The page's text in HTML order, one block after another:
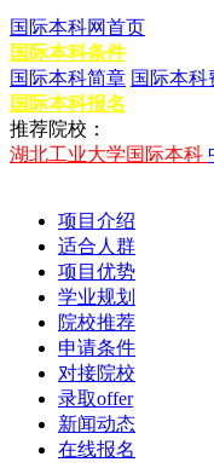
国际本科网首页
国际本科条件
国际本科简章 国际本科
国际本科报名
推荐院校：
湖北工业大学国际本科
项目介绍
适合人群
项目优势
学业规划
院校推荐
申请条件
对接院校
录取offer
新闻动态
在线报名